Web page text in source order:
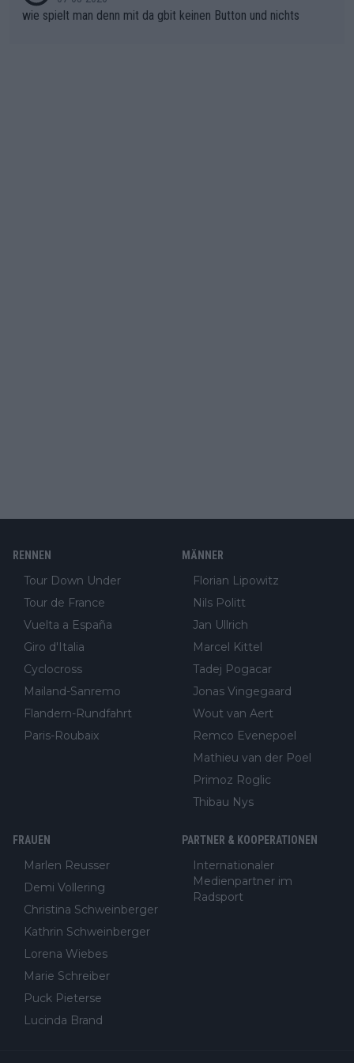
wie spielt man denn mit da gbit keinen Button und nichts
RENNEN
Tour Down Under
Tour de France
Vuelta a España
Giro d'Italia
Cyclocross
Mailand-Sanremo
Flandern-Rundfahrt
Paris-Roubaix
MÄNNER
Florian Lipowitz
Nils Politt
Jan Ullrich
Marcel Kittel
Tadej Pogacar
Jonas Vingegaard
Wout van Aert
Remco Evenepoel
Mathieu van der Poel
Primoz Roglic
Thibau Nys
FRAUEN
Marlen Reusser
Demi Vollering
Christina Schweinberger
Kathrin Schweinberger
Lorena Wiebes
Marie Schreiber
Puck Pieterse
Lucinda Brand
PARTNER & KOOPERATIONEN
Internationaler
Medienpartner im
Radsport